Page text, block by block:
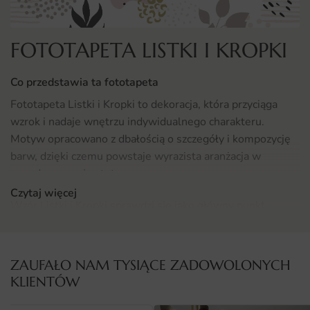
FOTOTAPETA LISTKI I KROPKI
Co przedstawia ta fototapeta
Fototapeta Listki i Kropki to dekoracja, która przyciąga
wzrok i nadaje wnętrzu indywidualnego charakteru.
Motyw opracowano z dbałością o szczegóły i kompozycję
barw, dzięki czemu powstaje wyrazista aranżacja w
efektownie z bliska i z dystansu.
Gdzie sprawdzi się fototapeta Listki i Kropki
Czytaj więcej
ZAUFAŁO NAM TYSIĄCE ZADOWOLONYCH
KLIENTÓW